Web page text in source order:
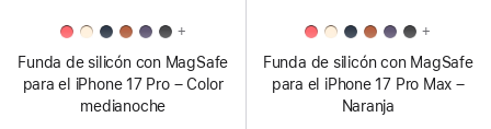
+
Funda de silicón con MagSafe
para el iPhone 17 Pro – Color
medianoche
+
Funda de silicón con MagSafe
para el iPhone 17 Pro Max –
Naranja